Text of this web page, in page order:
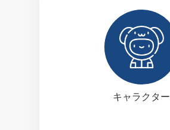
キャラクター